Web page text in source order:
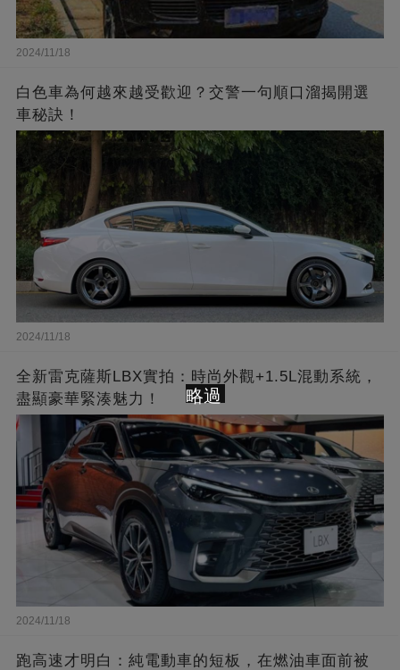
2024/11/18
白色車為何越來越受歡迎？交警一句順口溜揭開選
車秘訣！
2024/11/18
全新雷克薩斯LBX實拍：時尚外觀+1.5L混動系統，
盡顯豪華緊湊魅力！
2024/11/18
跑高速才明白：純電動車的短板，在燃油車面前被
略過